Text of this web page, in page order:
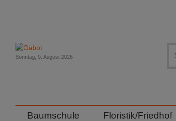
Sonntag, 9. August 2026
Baumschule Floristik/Friedhof